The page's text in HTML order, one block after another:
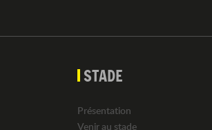
STADE
Présentation
Venir au stade